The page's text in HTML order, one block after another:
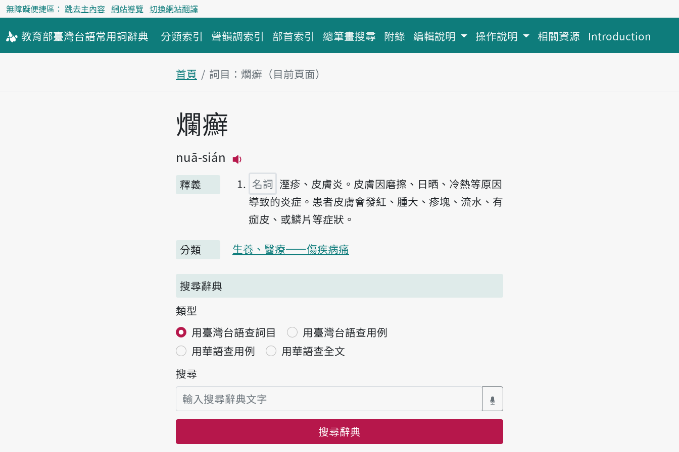
無障礙便捷區： 跳去主內容 網站導覽 切換網站翻譯
教育部臺灣台語常用詞辭典 分類索引 聲韻調索引 部首索引 總筆畫搜尋 附錄 編輯說明 操作說明 相關資源 Introduction
首頁 詞目：爛癬（目前頁面）
主內容區塊
爛癬
nuā-sián
釋義
名詞 溼疹、皮膚炎。皮膚因磨擦、日晒、冷熱等原因
導致的炎症。患者皮膚會發紅、腫大、疹塊、流水、有
痂皮、或鱗片等症狀。
分類 生養、醫療——傷疾病痛
搜尋辭典
類型
用臺灣台語查詞目
用臺灣台語查用例
用華語查用例
用華語查全文
搜尋
搜尋辭典